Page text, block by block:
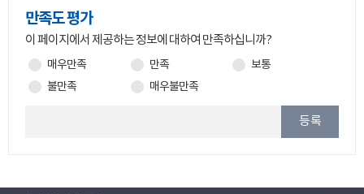
만족도 평가
이 페이지에서 제공하는 정보에 대하여 만족하십니까?
매우만족 만족
보통
불만족
매우불만족
등록